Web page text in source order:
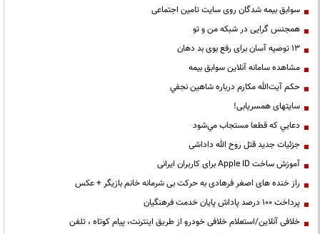
سوابق بیمه شدگان روی سایت تامین اجتماعی
همجنس گرایی در شبکه من و تو
13 توصیه آسان برای رفع بوی بد دهان
مشاهده سامانه آنلاين سوابق بیمه
حكم آيت‌الله مكارم درباره شاهين نجفي
سایتهای همسریابی!
دعايي كه قطعا مستجاب مي‌شود
جزئیات جدید قتل روح الله داداشی
آموزش ساخت Apple ID برای کاربران ایرانی
راز خنده های اصغر فرهادی به حرکت بی شرمانه خانم بازیگر + عکس
پرداخت ۱۰۰ درصد پاداش پایان خدمت فرهنگیان
خلافی آنلاین/استعلام خلافی خودرو از طریق اینترنت، پیام کوتاه ، تلفن